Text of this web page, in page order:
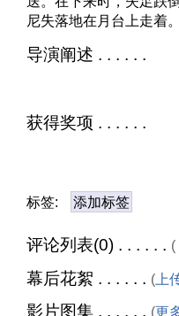
尼失落地在月台上走着。
导演阐述 . . . . . .
获得奖项 . . . . . .
标签: 添加标签
评论列表(0) . . . . . . (
幕后花絮 . . . . . . ( 上
影片图集 . . . . . . (更